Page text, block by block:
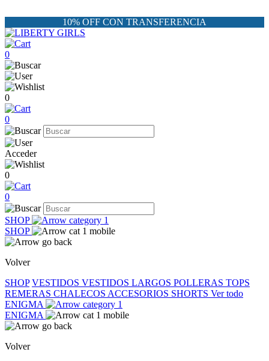
10% OFF CON TRANSFERENCIA
0
0
0
Acceder
0
0
SHOP
SHOP
Volver
SHOP VESTIDOS VESTIDOS LARGOS POLLERAS TOPS
REMERAS CHALECOS ACCESORIOS SHORTS Ver todo
ENIGMA
ENIGMA
Volver